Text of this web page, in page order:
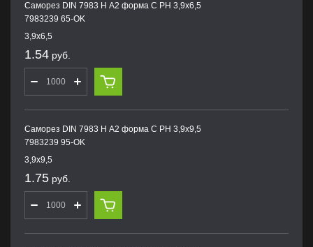
Саморез DIN 7983 H А2 форма С PH 3,9х6,5
7983239 65-OK
3,9х6,5
1.54 руб.
Саморез DIN 7983 H А2 форма С PH 3,9х9,5
7983239 95-OK
3,9х9,5
1.75 руб.